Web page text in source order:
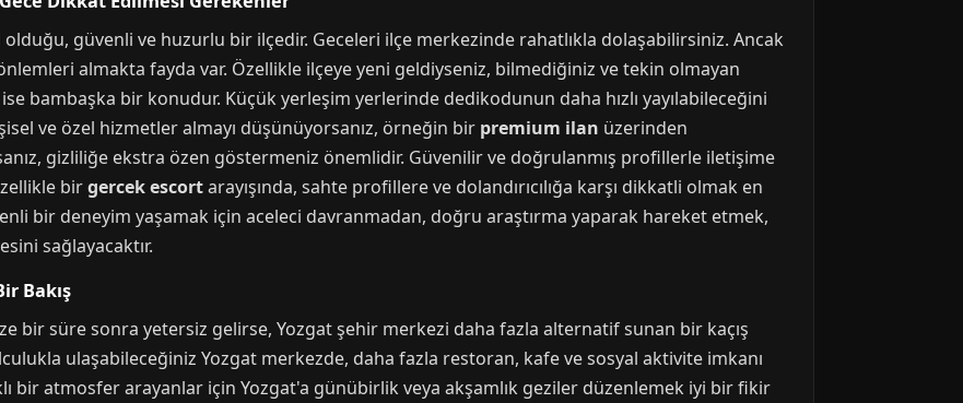
olduğu, güvenli ve huzurlu bir ilçedir. Geceleri ilçe merkezinde rahatlıkla dolaşabilirsiniz. Ancak
almakta fayda var. Özellikle ilçeye yeni geldiyseniz, bilmediğiniz ve tekin olmayan
bambaşka bir konudur. Küçük yerleşim yerlerinde dedikodunun daha hızlı yayılabileceğini
ve özel hizmetler almayı düşünüyorsanız, örneğin bir premium ilan üzerinden
gizliliğe ekstra özen göstermeniz önemlidir. Güvenilir ve doğrulanmış profillerle iletişime
birgercek escortarayışında, sahte profillere ve dolandırıcılığa karşı dikkatli olmak en
bir deneyim yaşamak için aceleci davranmadan, doğru araştırma yaparak hareket etmek,
sağlayacaktır.
Bakış
bir süre sonra yetersiz gelirse, Yozgat şehir merkezi daha fazla alternatif sunan bir kaçış
ulaşabileceğiniz Yozgat merkezde, daha fazla restoran, kafe ve sosyal aktivite imkanı
bir atmosfer arayanlar için Yozgat'a günübirlik veya akşamlık geziler düzenlemek iyi bir fikir